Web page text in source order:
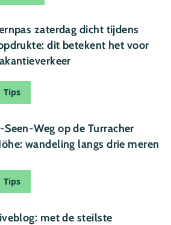
zaterdag dicht tijdens
dit betekent het voor
Tips
Seen-Weg op de Turracher
wandeling langs drie meren
Tips
met de steilste